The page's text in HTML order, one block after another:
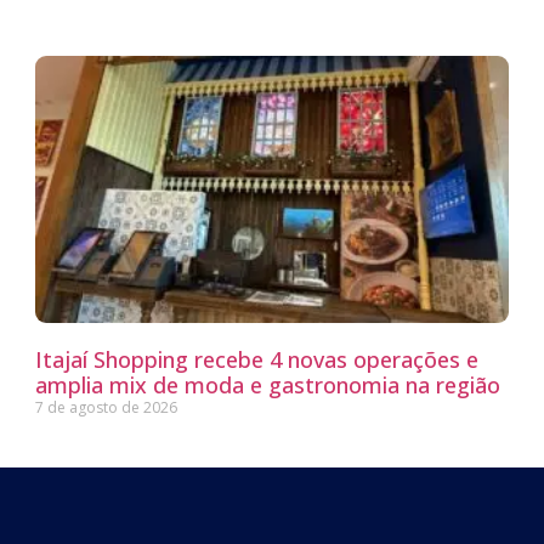
Itajaí Shopping recebe 4 novas operações e
amplia mix de moda e gastronomia na região
7 de agosto de 2026